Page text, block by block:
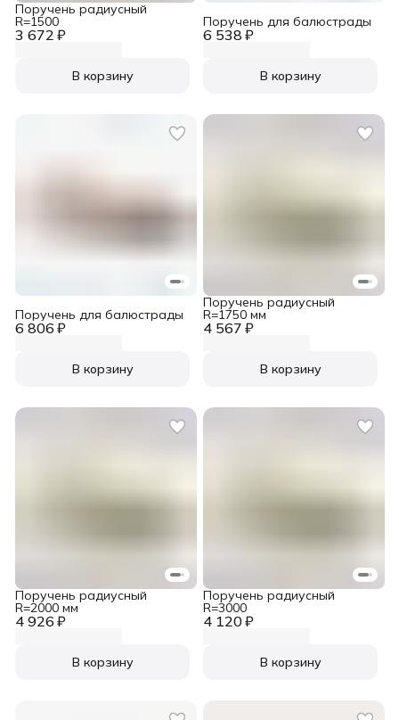
3 672 ₽
Поручень радиусный
R=1500
В корзину
6 538 ₽
Поручень для балюстрады
В корзину
6 806 ₽
Поручень для балюстрады
В корзину
4 567 ₽
Поручень радиусный
R=1750 мм
В корзину
4 926 ₽
Поручень радиусный
R=2000 мм
В корзину
4 120 ₽
Поручень радиусный
R=3000
В корзину